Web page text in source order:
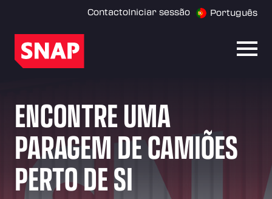
ContactoIniciar sessão Português
ENCONTRE UMA
PARAGEM DE CAMIÕES
PERTO DE SI